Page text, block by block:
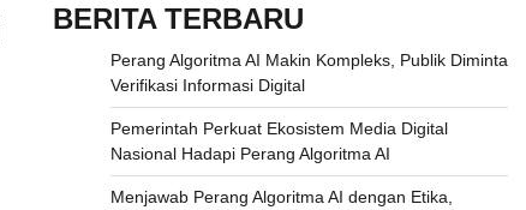
BERITA TERBARU
Perang Algoritma AI Makin Kompleks, Publik Diminta
Verifikasi Informasi Digital
Pemerintah Perkuat Ekosistem Media Digital
Nasional Hadapi Perang Algoritma AI
Menjawab Perang Algoritma AI dengan Etika,